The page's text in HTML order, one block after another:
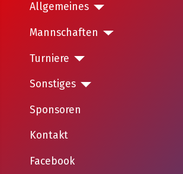
Allgemeines
Mannschaften
Turniere
Sonstiges
Sponsoren
Kontakt
Facebook